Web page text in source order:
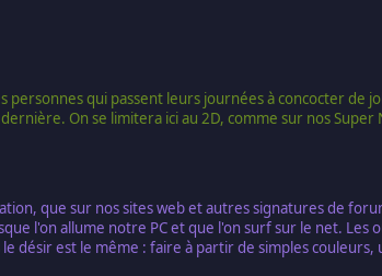
personnes qui passent leurs journées à concocter de
On se limitera ici au 2D, comme sur nos Super
que sur nos sites web et autres signatures de
l'on allume notre PC et que l'on surf sur le net. Les
désir est le même : faire à partir de simples couleurs,